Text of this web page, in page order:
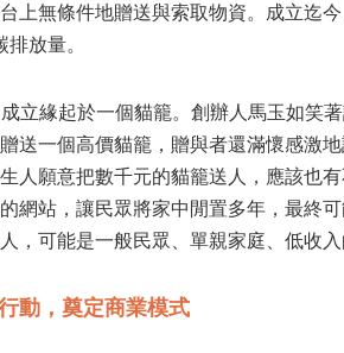
上無條件地贈送與索取物資。成立迄
放量。
立緣起於一個貓籠。創辦人馬玉如笑
送一個高價貓籠，贈與者還滿懷感激
人願意把數千元的貓籠送人，應該也
網站，讓民眾將家中閒置多年，最終
，可能是一般民眾、單親家庭、低收入
動，奠定商業模式